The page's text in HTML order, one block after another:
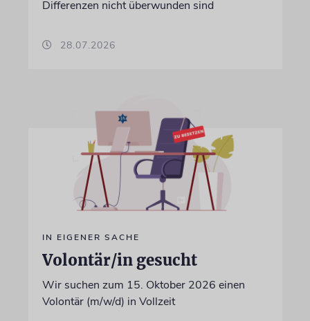
Differenzen nicht überwunden sind
28.07.2026
IN EIGENER SACHE
Volontär/in gesucht
Wir suchen zum 15. Oktober 2026 einen
Volontär (m/w/d) in Vollzeit